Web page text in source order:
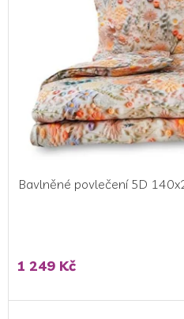
Bavlněné povlečení 5D
1 249 Kč